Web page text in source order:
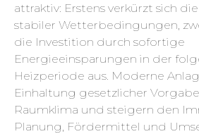
attraktiv: Erstens verkürzt sich
stabiler Wetterbedingungen,
die Investition durch sofortige
Energieeinsparungen in der
Heizperiode aus. Moderne
Einhaltung gesetzlicher
Raumklima und steigern den
Planung, Fördermittel und